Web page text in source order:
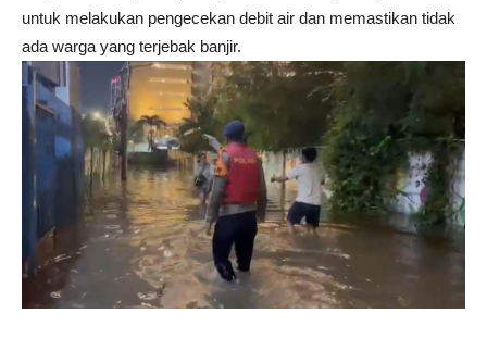
untuk melakukan pengecekan debit air dan memastikan tidak
ada warga yang terjebak banjir.